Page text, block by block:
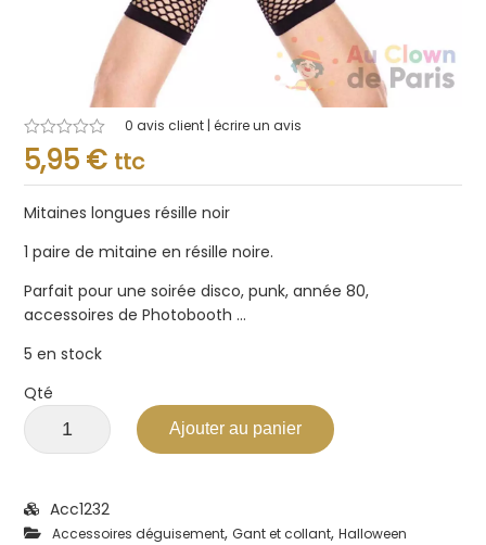
Note
0.001
sur
0 avis client | écrire un avis
5,95 € ttc
Mitaines longues résille noir
1 paire de mitaine en résille noire.
Parfait pour une soirée disco, punk, année 80,
accessoires de Photobooth …
5 en stock
Qté
Ajouter au panier
Acc1232
Accessoires déguisement,Gant et collant,Halloween